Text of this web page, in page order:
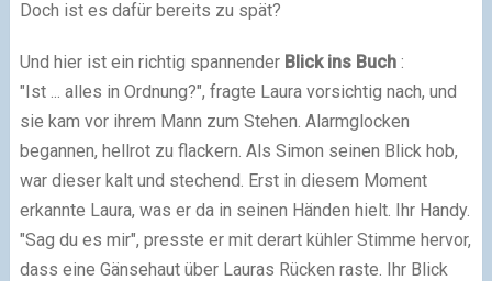
Doch ist es dafür bereits zu spät?
Und hier ist ein richtig spannender Blick ins Buch :
"Ist ... alles in Ordnung?", fragte Laura vorsichtig nach, und
sie kam vor ihrem Mann zum Stehen. Alarmglocken
begannen, hellrot zu flackern. Als Simon seinen Blick hob,
war dieser kalt und stechend. Erst in diesem Moment
erkannte Laura, was er da in seinen Händen hielt. Ihr Handy.
"Sag du es mir", presste er mit derart kühler Stimme hervor,
dass eine Gänsehaut über Lauras Rücken raste. Ihr Blick